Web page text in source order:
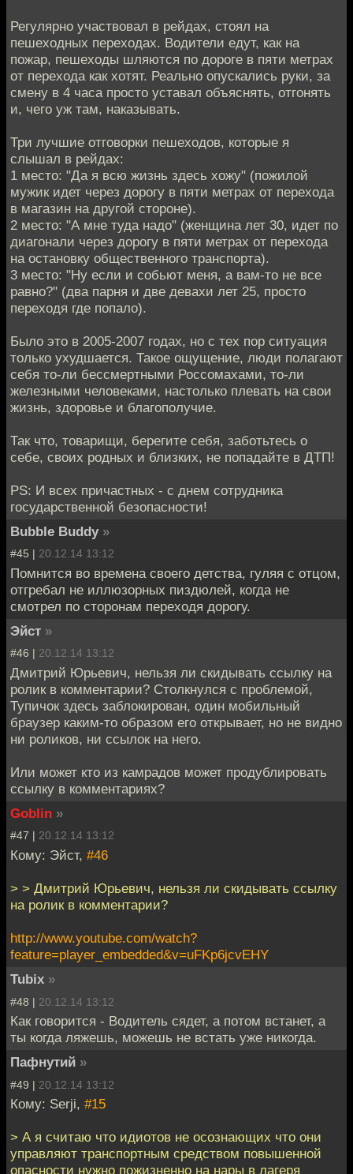
Регулярно участвовал в рейдах, стоял на
пешеходных переходах. Водители едут, как на
пожар, пешеходы шляются по дороге в пяти метрах
от перехода как хотят. Реально опускались руки, за
смену в 4 часа просто уставал объяснять, отгонять
и, чего уж там, наказывать.
Три лучшие отговорки пешеходов, которые я
слышал в рейдах:
1 место: "Да я всю жизнь здесь хожу" (пожилой
мужик идет через дорогу в пяти метрах от перехода
в магазин на другой стороне).
2 место: "А мне туда надо" (женщина лет 30, идет по
диагонали через дорогу в пяти метрах от перехода
на остановку общественного транспорта).
3 место: "Ну если и собьют меня, а вам-то не все
равно?" (два парня и две девахи лет 25, просто
переходя где попало).
Было это в 2005-2007 годах, но с тех пор ситуация
только ухудшается. Такое ощущение, люди полагают
себя то-ли бессмертными Россомахами, то-ли
железными человеками, настолько плевать на свои
жизнь, здоровье и благополучие.
Так что, товарищи, берегите себя, заботьтесь о
себе, своих родных и близких, не попадайте в ДТП!
PS: И всех причастных - с днем сотрудника
государственной безопасности!
Bubble Buddy »
#45 | 20.12.14 13:12
Помнится во времена своего детства, гуляя с отцом,
отгребал не иллюзорных пиздюлей, когда не
смотрел по сторонам переходя дорогу.
Эйст »
#46 | 20.12.14 13:12
Дмитрий Юрьевич, нельзя ли скидывать ссылку на
ролик в комментарии? Столкнулся с проблемой,
Тупичок здесь заблокирован, один мобильный
браузер каким-то образом его открывает, но не видно
ни роликов, ни ссылок на него.
Или может кто из камрадов может продублировать
ссылку в комментариях?
Goblin »
#47 | 20.12.14 13:12
Кому: Эйст, #46
> > Дмитрий Юрьевич, нельзя ли скидывать ссылку
на ролик в комментарии?
http://www.youtube.com/watch?
feature=player_embedded&v=uFKp6jcvEHY
Tubix »
#48 | 20.12.14 13:12
Как говорится - Водитель сядет, а потом встанет, а
ты когда ляжешь, можешь не встать уже никогда.
Пафнутий »
#49 | 20.12.14 13:12
Кому: Serji, #15
> А я считаю что идиотов не осознающих что они
управляют транспортным средством повышенной
опасности нужно пожизненно на нары в лагеря